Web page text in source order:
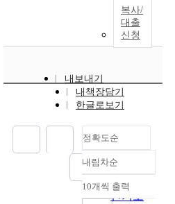
복사/
대출
신청
내보내기
내책장담기
한글로보기
정확도순
정확도
순
인기도
내림차순
내림차순
10개씩 출력